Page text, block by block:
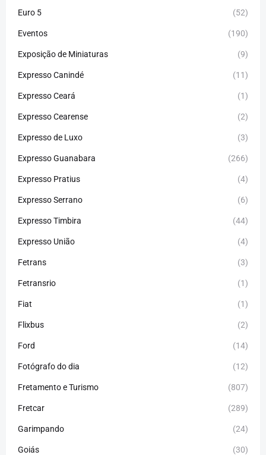
Euro 5 (52)
Eventos (190)
Exposição de Miniaturas (9)
Expresso Canindé (11)
Expresso Ceará (1)
Expresso Cearense (2)
Expresso de Luxo (3)
Expresso Guanabara (266)
Expresso Pratius (4)
Expresso Serrano (6)
Expresso Timbira (44)
Expresso União (4)
Fetrans (3)
Fetransrio (1)
Fiat (1)
Flixbus (2)
Ford (14)
Fotógrafo do dia (12)
Fretamento e Turismo (807)
Fretcar (289)
Garimpando (24)
Goiás (30)